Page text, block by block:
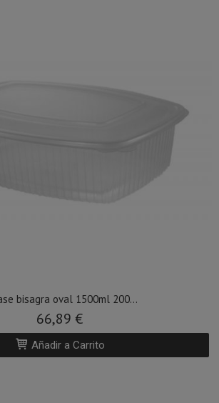
bisagra oval 1500ml 200...
66,89 €
Añadir a Carrito